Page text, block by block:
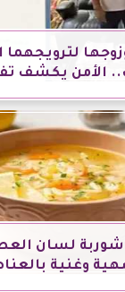
لترويجهما
الأمن يكشف
لسان
وغنية